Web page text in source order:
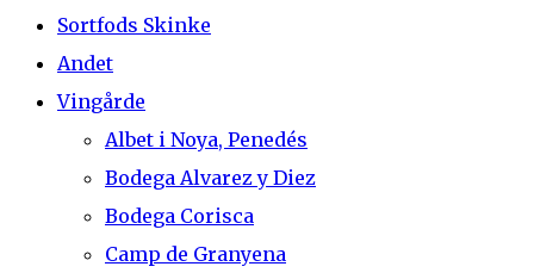
Sortfods Skinke
Andet
Vingårde
Albet i Noya, Penedés
Bodega Alvarez y Diez
Bodega Corisca
Camp de Granyena